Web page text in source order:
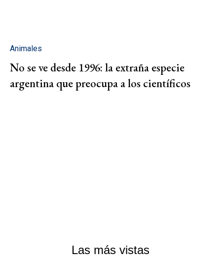
Animales
No se ve desde 1996: la extraña especie
argentina que preocupa a los científicos
Las más vistas